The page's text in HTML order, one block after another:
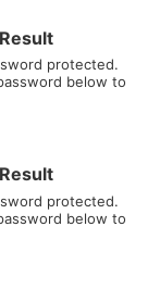
protected.
below to
protected.
below to